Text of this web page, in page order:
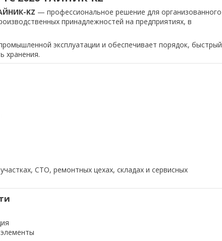
KZ — профессиональное решение для организованного
принадлежностей на предприятиях, в
эксплуатации и обеспечивает порядок, быстрый
хранения.
СТО, ремонтных цехах, складах и сервисных